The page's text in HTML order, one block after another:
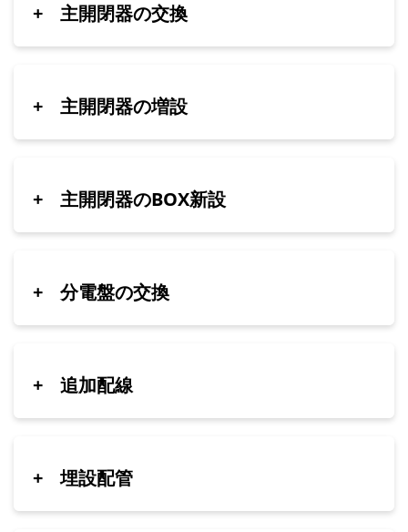
+ 主開閉器の交換
+ 主開閉器の増設
+ 主開閉器のBOX新設
+ 分電盤の交換
+ 追加配線
+ 埋設配管